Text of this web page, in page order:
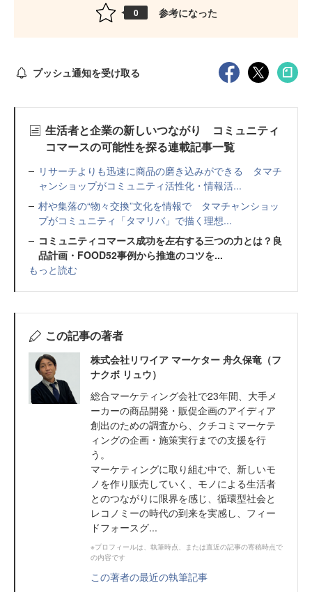
0 参考になった
プッシュ通知を受け取る
生活者と企業の新しいつながり コミュニティ
コマースの可能性を探る連載記事一覧
リサーチよりも迅速に商品の磨き込みができる タマチ
ャンショップがコミュニティ活性化・情報活...
村や集落の“物々交換”文化を情報で タマチャンショッ
プがコミュニティ「タマリバ」で描く理想...
コミュニティコマース成功を左右する三つの力とは？良
品計画・FOOD52事例から推進のコツを...
もっと読む
この記事の著者
株式会社リワイア マーケター 舟久保竜（フ
ナクボ リュウ）
総合マーケティング会社で23年間、大手メ
ーカーの商品開発・販促企画のアイディア
創出のための調査から、クチコミマーケテ
ィングの企画・施策実行までの支援を行
う。
マーケティングに取り組む中で、新しいモ
ノを作り販売していく、モノによる生活者
とのつながりに限界を感じ、循環型社会と
レコノミーの時代の到来を実感し、フィー
ドフォースグ...
※プロフィールは、執筆時点、または直近の記事の寄稿時点で
の内容です
この著者の最近の執筆記事